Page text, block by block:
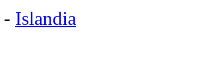
- Islandia